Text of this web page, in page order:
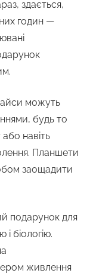
здається,
годин —
можуть
будь то
навіть
Планшети
заощадити
подарунок для
і біологію.
живлення